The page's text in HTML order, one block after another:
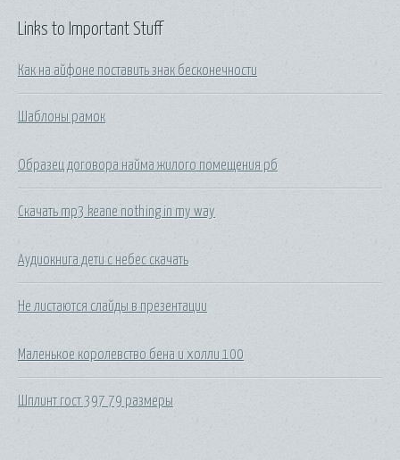
Links to Important Stuff
Как на айфоне поставить знак бесконечности
Шаблоны рамок
Образец договора найма жилого помещения рб
Скачать mp3 keane nothing in my way
Аудиокнига дети с небес скачать
Не листаются слайды в презентации
Маленькое королевство бена и холли 100
Шплинт гост 397 79 размеры